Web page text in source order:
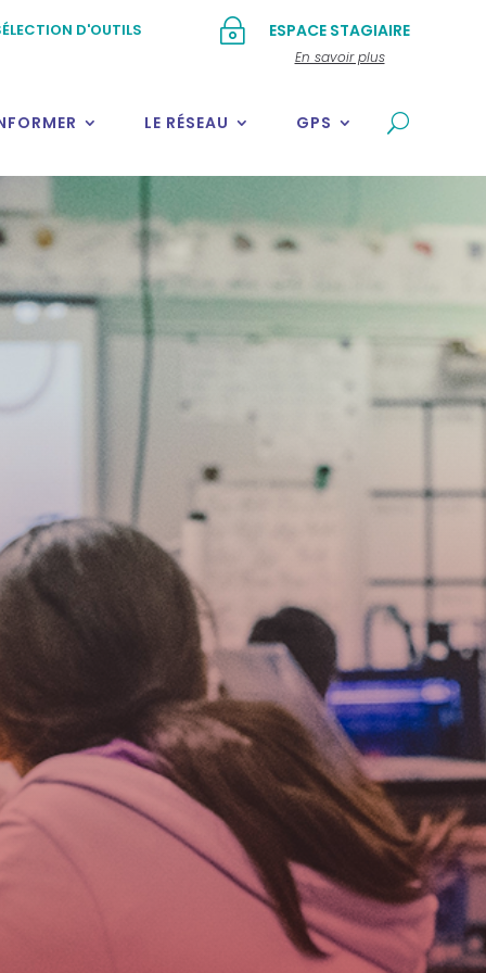
~ ESPACE STAGIAIRE
En savoir plus
D'OUTILS
LE RÉSEAU GPS